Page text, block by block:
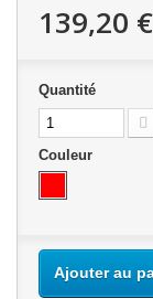
139,20 €
Quantité
Couleur
Ajouter au